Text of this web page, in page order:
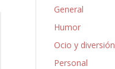
General
Humor
Ocio y diversión
Personal